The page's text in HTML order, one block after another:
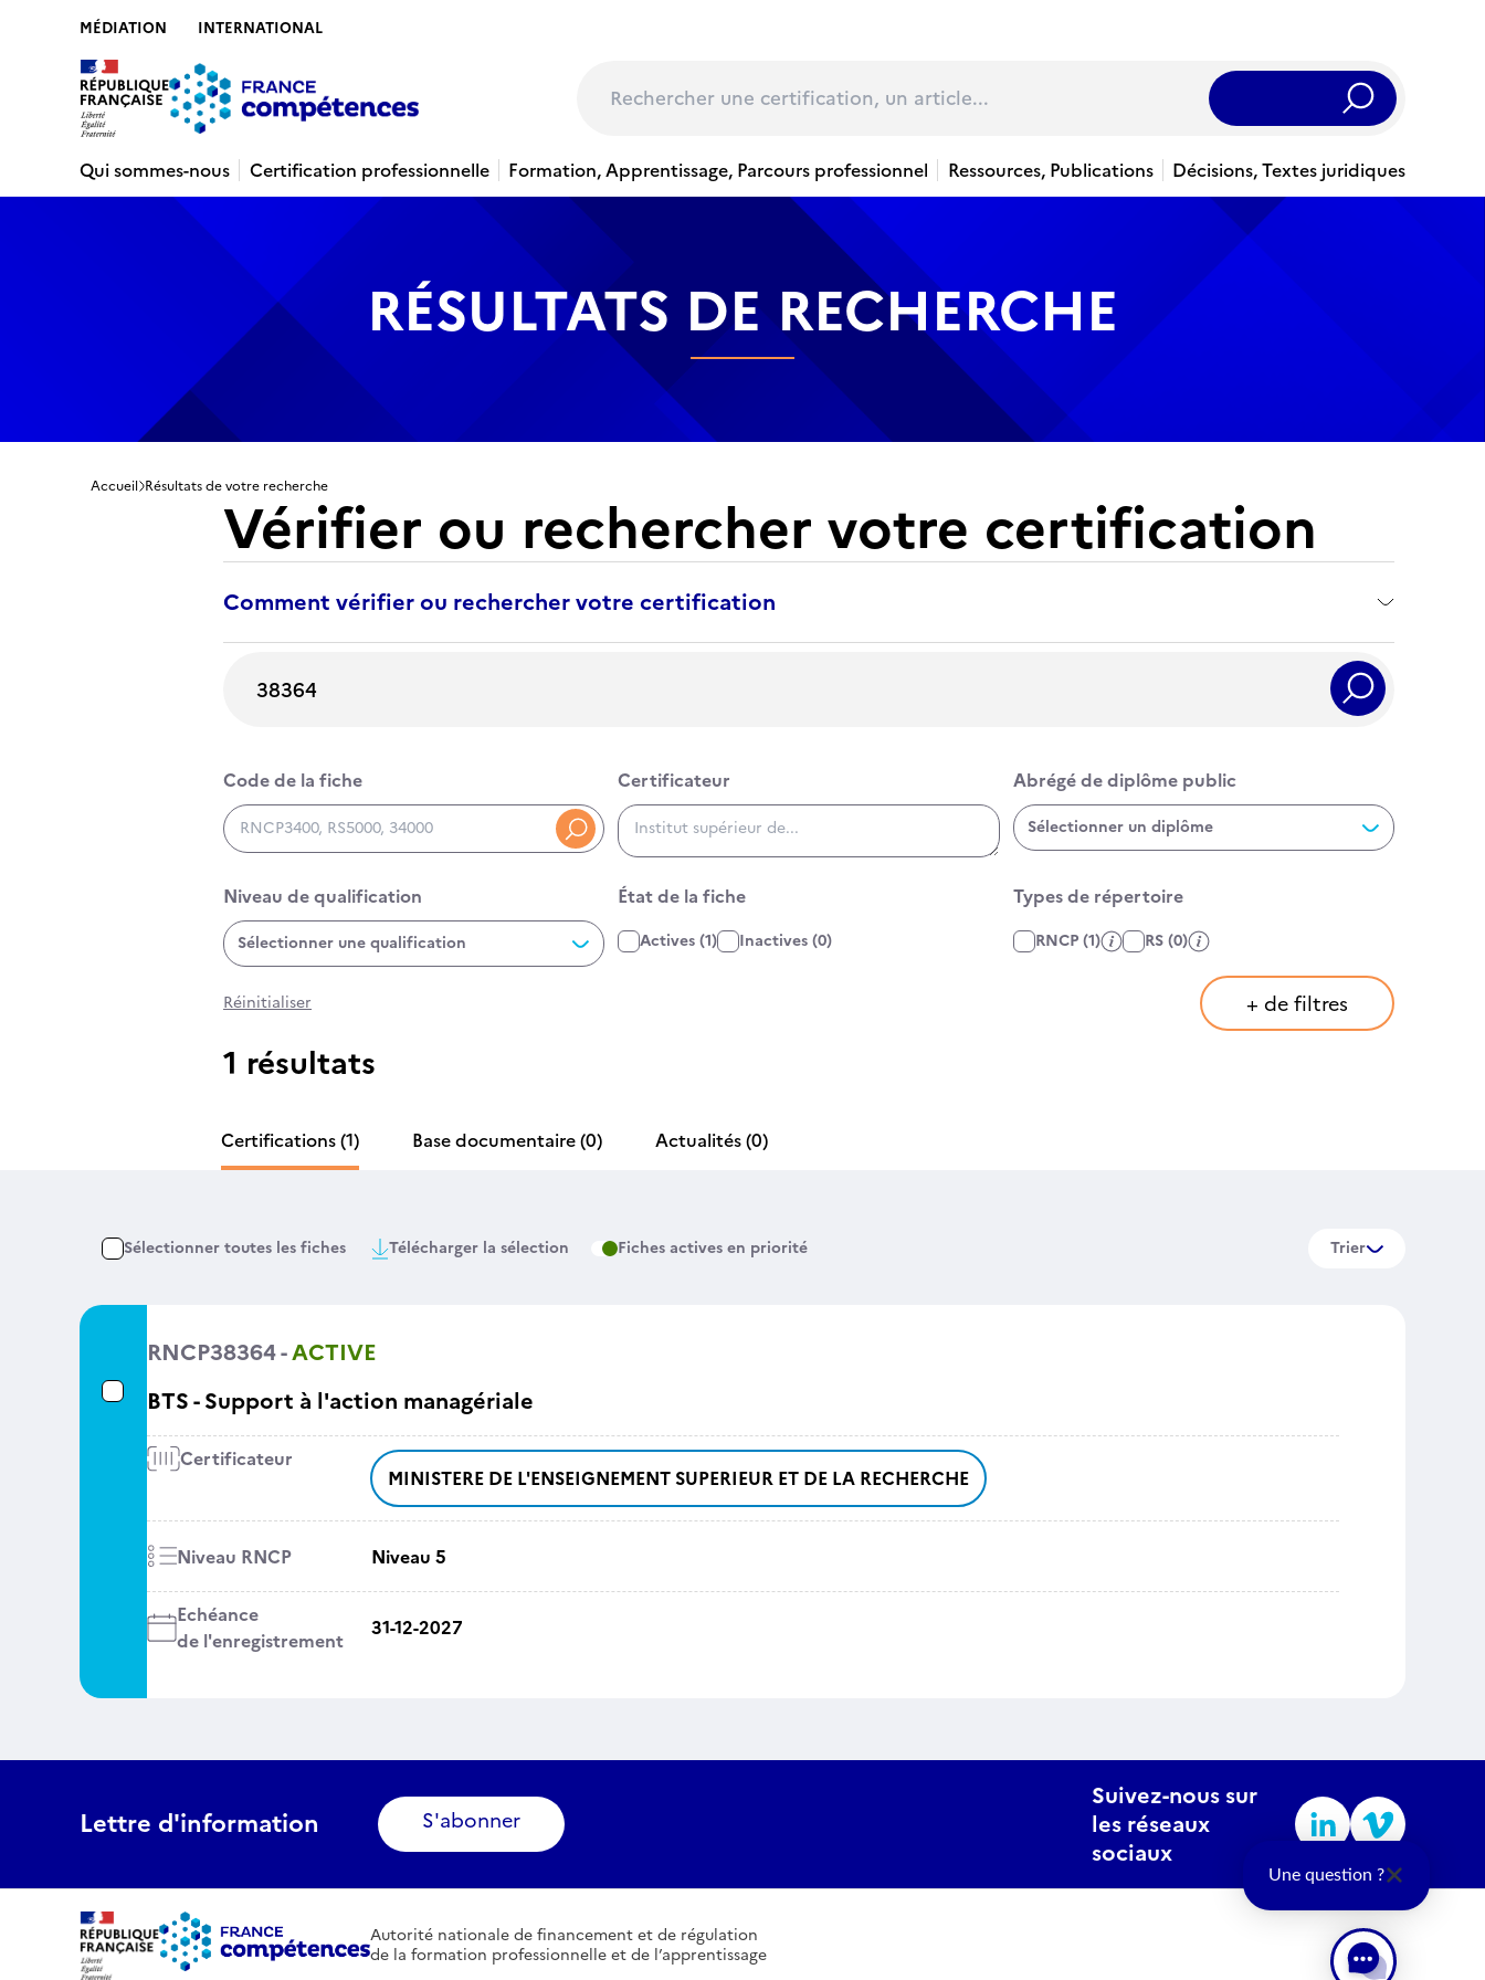
MÉDIATION INTERNATIONAL
Rechercher
Qui sommes-nous
Certification professionnelle Formation, Apprentissage, Parcours professionnel Ressources, Publications Décisions, Textes juridiques
RÉSULTATS DE RECHERCHE
Accueil Résultats de votre recherche
Vérifier ou rechercher votre certification
Comment vérifier ou rechercher votre certification
Rechercher
Code de la fiche
Code de la fiche
RNCP3400, RS5000, 34000
Certificateur
Certificateur Abrégé de diplôme public
Abrégé de diplôme public
Sélectionner un diplôme
Niveau de qualification
Niveau de qualification
Sélectionner une qualification
État de la fiche
État de la fiche
Actives(1) Inactives(0)
Affiner par type de fiche
Types de répertoire
RNCP(1) RS(0)
Réinitialiser + de filtres
1 résultats
Certifications(1) Base documentaire(0) Actualités(0)
Sélectionner toutes les fiches Télécharger la sélection Fiches actives en priorité Trier
RNCP38364 -ACTIVE
BTS - Support à l'action managériale
Certificateur
MINISTERE DE L'ENSEIGNEMENT SUPERIEUR ET DE LA RECHERCHE
Niveau RNCP Niveau 5
Echéance
de l'enregistrement
31-12-2027
Lettre d'information S'abonner
Suivez-nous sur
les réseaux
sociaux
Autorité nationale de financement et de régulation
de la formation professionnelle et de l’apprentissage
Une question ?